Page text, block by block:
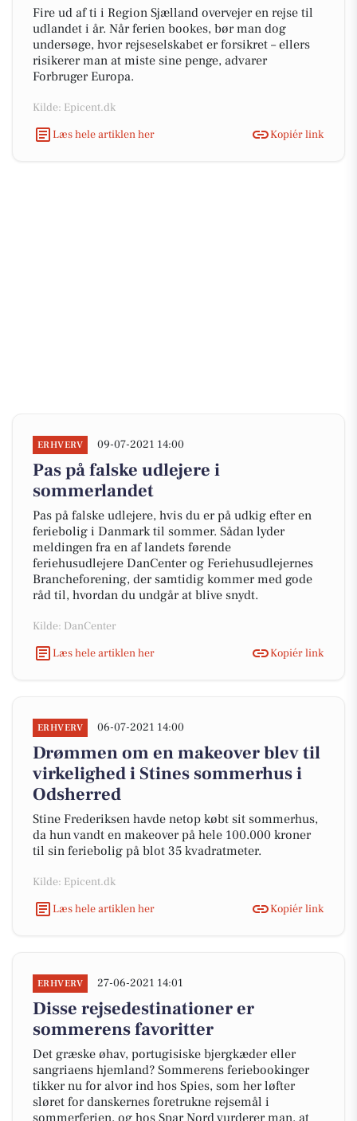
Fire ud af ti i Region Sjælland overvejer en rejse til
udlandet i år. Når ferien bookes, bør man dog
undersøge, hvor rejseselskabet er forsikret – ellers
risikerer man at miste sine penge, advarer
Forbruger Europa.
Kilde: Epicent.dk
Læs hele artiklen her
Kopiér link
ERHVERV 09-07-2021 14:00
Pas på falske udlejere i
sommerlandet
Pas på falske udlejere, hvis du er på udkig efter en
feriebolig i Danmark til sommer. Sådan lyder
meldingen fra en af landets førende
feriehusudlejere DanCenter og Feriehusudlejernes
Brancheforening, der samtidig kommer med gode
råd til, hvordan du undgår at blive snydt.
Kilde: DanCenter
Læs hele artiklen her
Kopiér link
ERHVERV 06-07-2021 14:00
Drømmen om en makeover blev til
virkelighed i Stines sommerhus i
Odsherred
Stine Frederiksen havde netop købt sit sommerhus,
da hun vandt en makeover på hele 100.000 kroner
til sin feriebolig på blot 35 kvadratmeter.
Kilde: Epicent.dk
Læs hele artiklen her
Kopiér link
ERHVERV 27-06-2021 14:01
Disse rejsedestinationer er
sommerens favoritter
Det græske øhav, portugisiske bjergkæder eller
sangriaens hjemland? Sommerens feriebookinger
tikker nu for alvor ind hos Spies, som her løfter
sløret for danskernes foretrukne rejsemål i
sommerferien, og hos Spar Nord vurderer man, at